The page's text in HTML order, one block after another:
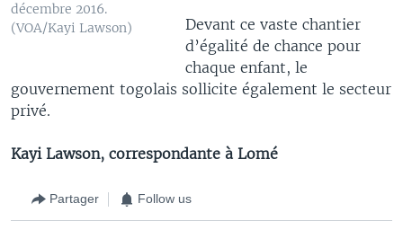
décembre 2016.
(VOA/Kayi Lawson)
Devant ce vaste chantier
d’égalité de chance pour
chaque enfant, le
gouvernement togolais sollicite également le secteur
privé.
Kayi Lawson, correspondante à Lomé
Partager Follow us